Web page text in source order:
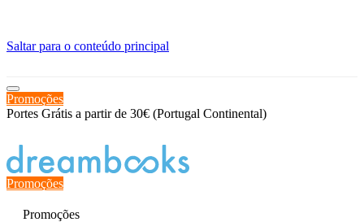
Saltar para o conteúdo principal
Promoções
Portes Grátis a partir de 30€ (Portugal Continental)
Promoções
Promoções
≡